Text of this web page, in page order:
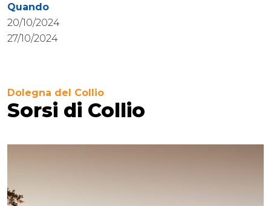
Quando
20/10/2024
27/10/2024
Dolegna del Collio
Sorsi di Collio